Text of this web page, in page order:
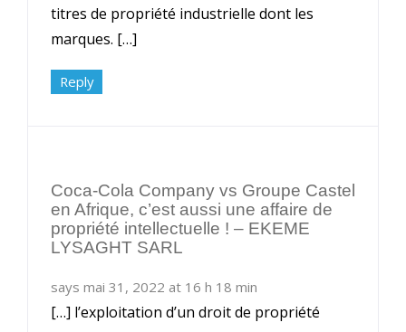
titres de propriété industrielle dont les
marques. […]
Reply
Coca-Cola Company vs Groupe Castel
en Afrique, c’est aussi une affaire de
propriété intellectuelle ! – EKEME
LYSAGHT SARL
says mai 31, 2022 at 16 h 18 min
[…] l’exploitation d’un droit de propriété